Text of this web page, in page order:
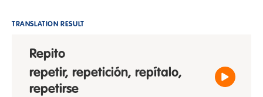
TRANSLATION RESULT
Repito
repetir, repetición, repítalo,
repetirse